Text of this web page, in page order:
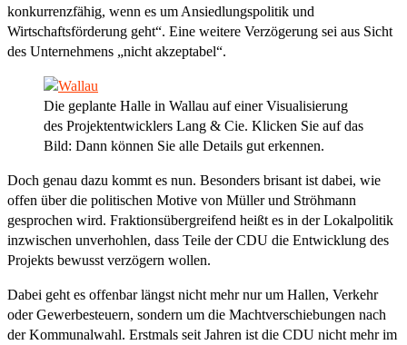
konkurrenzfähig, wenn es um Ansiedlungspolitik und
Wirtschaftsförderung geht“. Eine weitere Verzögerung sei aus Sicht
des Unternehmens „nicht akzeptabel“.
Die geplante Halle in Wallau auf einer Visualisierung
des Projektentwicklers Lang & Cie. Klicken Sie auf das
Bild: Dann können Sie alle Details gut erkennen.
Doch genau dazu kommt es nun. Besonders brisant ist dabei, wie
offen über die politischen Motive von Müller und Ströhmann
gesprochen wird. Fraktionsübergreifend heißt es in der Lokalpolitik
inzwischen unverhohlen, dass Teile der CDU die Entwicklung des
Projekts bewusst verzögern wollen.
Dabei geht es offenbar längst nicht mehr nur um Hallen, Verkehr
oder Gewerbesteuern, sondern um die Machtverschiebungen nach
der Kommunalwahl. Erstmals seit Jahren ist die CDU nicht mehr im